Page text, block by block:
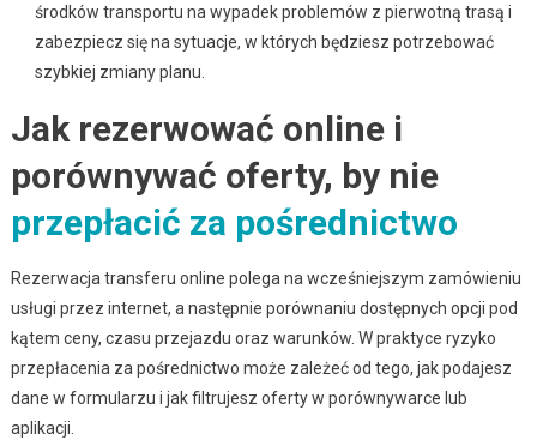
środków transportu na wypadek problemów z pierwotną trasą i
zabezpiecz się na sytuacje, w których będziesz potrzebować
szybkiej zmiany planu.
Jak rezerwować online i
porównywać oferty, by nie
przepłacić za pośrednictwo
Rezerwacja transferu online polega na wcześniejszym zamówieniu
usługi przez internet, a następnie porównaniu dostępnych opcji pod
kątem ceny, czasu przejazdu oraz warunków. W praktyce ryzyko
przepłacenia za pośrednictwo może zależeć od tego, jak podajesz
dane w formularzu i jak filtrujesz oferty w porównywarce lub
aplikacji.